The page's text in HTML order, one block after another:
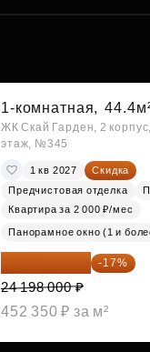
1-комнатная,
ЖК Скай Гарден, 2
этаж, №345
1 кв 2027
Скидка
Предчистовая отделка
Квартира за 2 000 ₽/мес
Панорамное окно (1 и
20 084 340 ₽ -17%
24 198 000 ₽
452 350 ₽ за м²